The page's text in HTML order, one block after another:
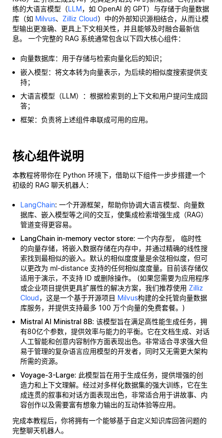
练的大语言模型（LLM，如 OpenAI 的 GPT）与存储于向量数据
库（如 Milvus、 Zilliz Cloud）中的外部知识源相结合，从而让模
型输出更准确、更具上下文相关性，并且能够及时融合最新信
息。 一个完整的 RAG 系统通常包含以下四大核心组件：
向量数据库：用于存储与检索向量化后的知识；
嵌入模型：将文本转为向量表示，为后续的相似度搜索提供支
持；
大语言模型（LLM）：根据检索到的上下文和用户提问生成回
答；
框架：负责将上述组件串联成可用的应用。
核心组件说明
本教程将带你在 Python 环境下，借助以下组件一步步搭建一个
初级的 RAG 聊天机器人：
LangChain: 一个开源框架，帮助你协调大语言模型、向量数
据库、嵌入模型等之间的交互，使集成检索增强生成（RAG）
管道变得更容易。
LangChain in-memory vector store: 一个内存型， 临时性
的向量存储，将嵌入数据存储在内存中，并通过精确的线性搜
索找到最相似的嵌入。默认的相似度度量是余弦相似度，但可
以更改为 ml-distance 支持的任何相似度度量。目前该存储仅
适用于演示，不支持 ID 或删除操作。 (如果您需要为应用程序
或企业项目提供更具扩展性的解决方案，我们推荐使用 Zilliz
Cloud，这是一个基于开源项目 Milvus构建的全托管向量数据
库服务，并提供支持最多 100 万个向量的免费套餐。)
Mistral AI Ministral 8B: 该模型旨在满足高性能生成任务，拥
有80亿个参数，提供效率与能力的平衡。它在文档生成、对话
人工智能和创意内容制作方面表现出色。非常适合寻求强大但
易于管理的复杂语言应用模型的开发者，同时又无需更大架构
所需的资源。
Voyage-3-Large: 此模型旨在用于生成任务，提供增强的创
造力和上下文理解。经过对多样化数据集的强大训练，它在生
成连贯的叙事和对话方面表现出色，非常适合用于讲故事、内
容创作以及需要富有想象力输出的互动体验等应用。
完成本教程后，你将拥有一个能够基于自定义知识库回答问题的
完整聊天机器人。